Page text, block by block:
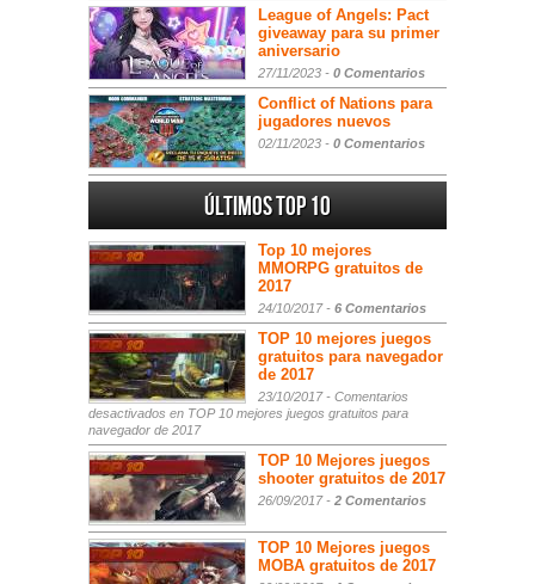
League of Angels: Pact
giveaway para su primer
aniversario
27/11/2023 - 0 Comentarios
Conflict of Nations para
jugadores nuevos
02/11/2023 - 0 Comentarios
Últimos Top 10
Top 10 mejores
MMORPG gratuitos de
2017
24/10/2017 - 6 Comentarios
TOP 10 mejores juegos
gratuitos para navegador
de 2017
23/10/2017 - Comentarios
desactivados en TOP 10 mejores juegos gratuitos para
navegador de 2017
TOP 10 Mejores juegos
shooter gratuitos de 2017
26/09/2017 - 2 Comentarios
TOP 10 Mejores juegos
MOBA gratuitos de 2017